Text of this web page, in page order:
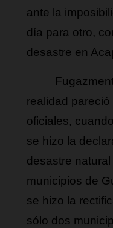
ante la
día para otro,
desastre en
realidad
oficiales,
se hizo la
desastre
municipios de
se hizo la
sólo dos